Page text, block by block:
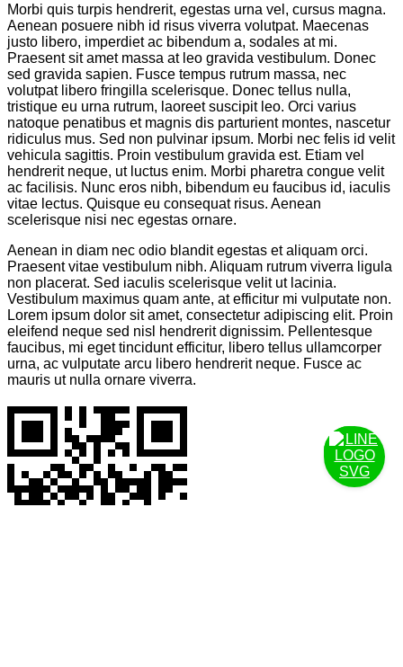
Morbi quis turpis hendrerit, egestas urna vel, cursus magna.
Aenean posuere nibh id risus viverra volutpat. Maecenas
justo libero, imperdiet ac bibendum a, sodales at mi.
Praesent sit amet massa at leo gravida vestibulum. Donec
sed gravida sapien. Fusce tempus rutrum massa, nec
volutpat libero fringilla scelerisque. Donec tellus nulla,
tristique eu urna rutrum, laoreet suscipit leo. Orci varius
natoque penatibus et magnis dis parturient montes, nascetur
ridiculus mus. Sed non pulvinar ipsum. Morbi nec felis id velit
vehicula sagittis. Proin vestibulum gravida est. Etiam vel
hendrerit neque, ut luctus enim. Morbi pharetra congue velit
ac facilisis. Nunc eros nibh, bibendum eu faucibus id, iaculis
vitae lectus. Quisque eu consequat risus. Aenean
scelerisque nisi nec egestas ornare.
Aenean in diam nec odio blandit egestas et aliquam orci.
Praesent vitae vestibulum nibh. Aliquam rutrum viverra ligula
non placerat. Sed iaculis scelerisque velit ut lacinia.
Vestibulum maximus quam ante, at efficitur mi vulputate non.
Lorem ipsum dolor sit amet, consectetur adipiscing elit. Proin
eleifend neque sed nisl hendrerit dignissim. Pellentesque
faucibus, mi eget tincidunt efficitur, libero tellus ullamcorper
urna, ac vulputate arcu libero hendrerit neque. Fusce ac
mauris ut nulla ornare viverra.